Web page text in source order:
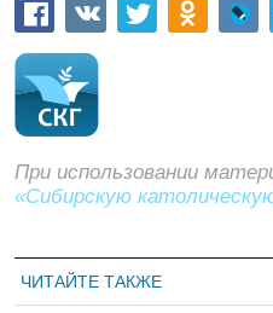
При использовании
«Сибирскую
ЧИТАЙТЕ ТАКЖЕ